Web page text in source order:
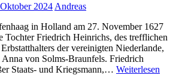
2024 Andreas
in Holland am 27. November 1627
Tochter Friedrich Heinrichs, des trefflichen
der vereinigten Niederlande,
Anna von Solms-Braunfels. Friedrich
Staats- und Kriegsmann,… Weiterlesen